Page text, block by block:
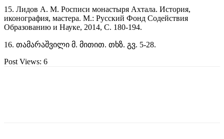
15. Лидов А. М. Росписи монастыря Ахтала. История,
иконография, мастера. М.: Русский Фонд Содействия
Образованию и Науке, 2014, С. 180-194.
16. თამარაშვილი მ. მითით. თხზ. გვ. 5-28.
Post Views: 6